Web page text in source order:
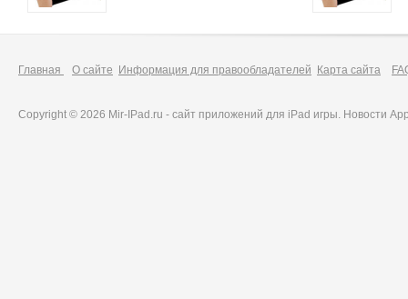
Главная О сайте Информация для правообладателей Карта сайта
Copyright © 2026 Mir-IPad.ru - сайт приложений для iPad игры. Новости